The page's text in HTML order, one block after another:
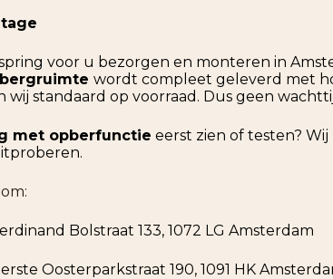
voor u bezorgen en monteren in
wordt compleet geleverd met
wij standaard op voorraad. Dus geen
met opberfunctie eerst zien of testen?
Bolstraat 133, 1072 LG Amsterdam
Oosterparkstraat 190, 1091 HK